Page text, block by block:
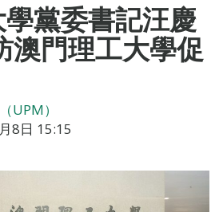
黨委書記汪慶
澳門理工大學促
UPM）
8日 15:15